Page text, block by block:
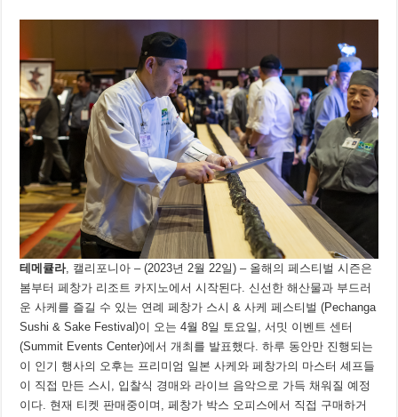
테메큘라, 캘리포니아 – (2023년 2월 22일) – 올해의 페스티벌 시즌은
봄부터 페창가 리조트 카지노에서 시작된다. 신선한 해산물과 부드러
운 사케를 즐길 수 있는 연례 페창가 스시 & 사케 페스티벌 (Pechanga
Sushi & Sake Festival)이 오는 4월 8일 토요일, 서밋 이벤트 센터
(Summit Events Center)에서 개최를 발표했다. 하루 동안만 진행되는
이 인기 행사의 오후는 프리미엄 일본 사케와 페창가의 마스터 셰프들
이 직접 만든 스시, 입찰식 경매와 라이브 음악으로 가득 채워질 예정
이다. 현재 티켓 판매중이며, 페창가 박스 오피스에서 직접 구매하거